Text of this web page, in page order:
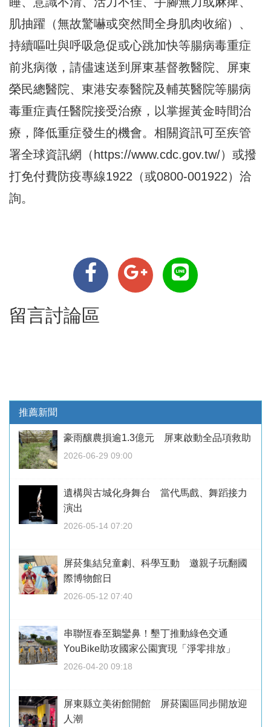
肌抽躍（無故驚嚇或突然間全身肌肉收縮）、
持續嘔吐與呼吸急促或心跳加快等腸病毒重症
前兆病徵，請儘速送到屏東基督教醫院、屏東
榮民總醫院、東港安泰醫院及輔英醫院等腸病
毒重症責任醫院接受治療，以掌握黃金時間治
療，降低重症發生的機會。相關資訊可至疾管
署全球資訊網（https://www.cdc.gov.tw/）或撥
打免付費防疫專線1922（或0800-001922）洽
詢。
留言討論區
推薦新聞
豪雨釀農損逾1.3億元 屏東啟動全品項救助
2026-06-29 09:00
遺構與古城化身舞台 當代馬戲、舞蹈接力
演出
2026-05-14 07:20
屏菸集結兒童劇、科學互動 邀親子玩翻國
際博物館日
2026-05-12 07:40
串聯恆春至鵝鑾鼻！墾丁推動綠色交通
YouBike助攻國家公園實現「淨零排放」
2026-04-20 09:18
屏東縣立美術館開館 屏菸園區同步開放迎
人潮